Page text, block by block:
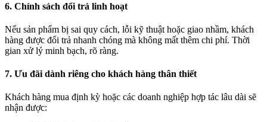
6. Chính sách đổi trả linh hoạt
Nếu sản phẩm bị sai quy cách, lỗi kỹ thuật hoặc giao nhầm, khách
hàng được đổi trả nhanh chóng mà không mất thêm chi phí. Thời
gian xử lý minh bạch, rõ ràng.
7. Ưu đãi dành riêng cho khách hàng thân thiết
Khách hàng mua định kỳ hoặc các doanh nghiệp hợp tác lâu dài sẽ
nhận được: